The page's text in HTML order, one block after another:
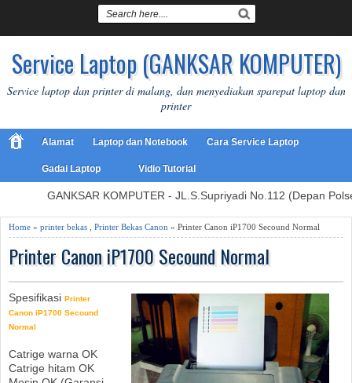
Service Laptop (GANKSAR KOMPUTER)
Service laptop dan printer di malang, dan menyediakan sparepat laptop dan
printer
Alamat Laptop dan Notebook Cara Service Laptop
Gadai Laptop Vidio Tutorial
GANKSAR KOMPUTER - JL.S.Supriyadi No.112 (Depan
Home » printer bekas Printer Bekas Canon » Printer Canon iP1700 Secound Normal
Printer Canon iP1700 Secound Normal
Spesifikasi Printer
Canon iP1700 Secound
Normal
Catrige warna OK
Catrige hitam OK